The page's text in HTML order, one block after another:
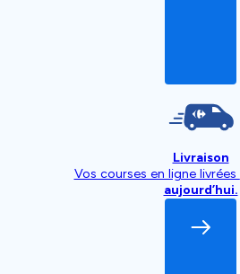
Livraison
Vos courses en ligne livrées
aujourd’hui.